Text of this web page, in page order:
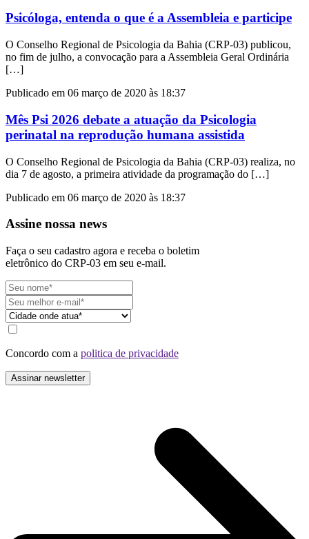
Psicóloga, entenda o que é a Assembleia e participe
O Conselho Regional de Psicologia da Bahia (CRP-03) publicou,
no fim de julho, a convocação para a Assembleia Geral Ordinária
[…]
Publicado em 06 março de 2020 às 18:37
Mês Psi 2026 debate a atuação da Psicologia
perinatal na reprodução humana assistida
O Conselho Regional de Psicologia da Bahia (CRP-03) realiza, no
dia 7 de agosto, a primeira atividade da programação do […]
Publicado em 06 março de 2020 às 18:37
Assine nossa news
Faça o seu cadastro agora e receba o boletim
eletrônico do CRP-03 em seu e-mail.
Concordo com a politica de privacidade